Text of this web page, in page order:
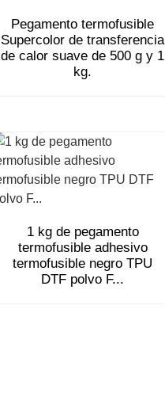
Pegamento termofusible
Supercolor de transferencia
de calor suave de 500 g y 1
kg.
1 kg de pegamento
termofusible adhesivo
termofusible negro TPU
DTF polvo F...